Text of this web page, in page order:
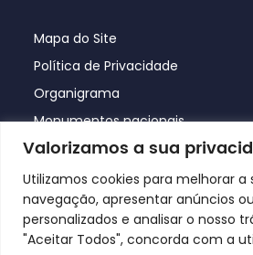
Valorizamos a sua
Utilizamos cookies para melhorar a
navegação, apresentar anúncios
personalizados e analisar o nosso
"Aceitar Todos", concorda com a
Mapa do Site
Política de Privacidade
Organigrama
Monumentos nacionais